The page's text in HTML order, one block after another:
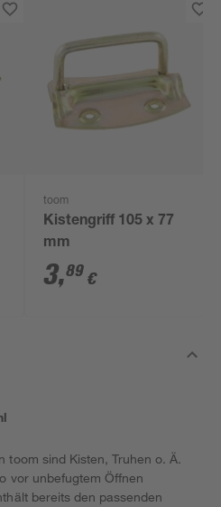
toom
Kistengriff 105 x 77
mm
3,89 €
toom sind Kisten, Truhen o. Ä.
vor unbefugtem Öffnen
bereits den passenden